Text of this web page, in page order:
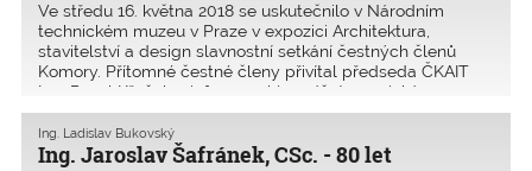
Ve středu 16. května 2018 se uskutečnilo v Národním
technickém muzeu v Praze v expozici Architektura,
stavitelství a design slavnostní setkání čestných členů
Komory. Přítomné čestné členy přivítal předseda ČKAIT
Ing. Pavel Křeček a informoval je o dění a novinká
Ing. Jaroslav Šafránek, CSc. - 80 let
Ing. Ladislav Bukovský